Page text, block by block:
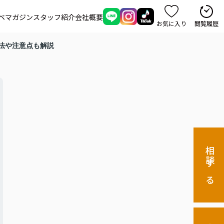
マガジンスタッフ紹介会社概要
お気に入り 閲覧履歴
相談する
や注意点も解説